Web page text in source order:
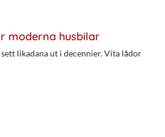
moderna husbilar
likadana ut i decennier. Vita lådor